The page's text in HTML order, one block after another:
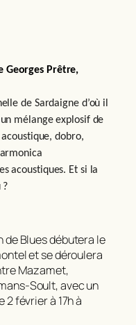
Georges Prêtre,
de Sardaigne d’où il
mélange explosif de
dobro,
acoustiques. Et si la
?
de Blues débutera le
et se déroulera
Mazamet,
Soult, avec un
février à 17h à